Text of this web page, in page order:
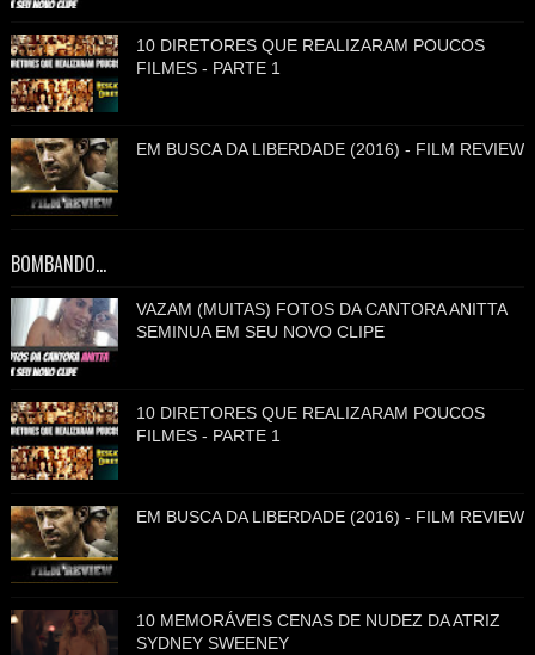
10 DIRETORES QUE REALIZARAM POUCOS
FILMES - PARTE 1
EM BUSCA DA LIBERDADE (2016) - FILM REVIEW
BOMBANDO...
VAZAM (MUITAS) FOTOS DA CANTORA ANITTA
SEMINUA EM SEU NOVO CLIPE
10 DIRETORES QUE REALIZARAM POUCOS
FILMES - PARTE 1
EM BUSCA DA LIBERDADE (2016) - FILM REVIEW
10 MEMORÁVEIS CENAS DE NUDEZ DA ATRIZ
SYDNEY SWEENEY